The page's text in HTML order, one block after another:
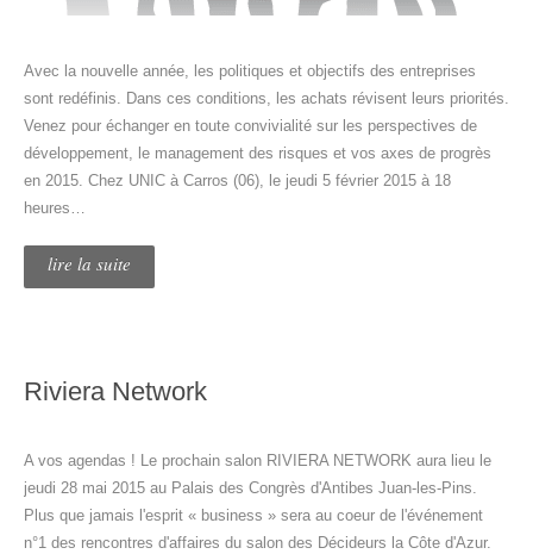
Avec la nouvelle année, les politiques et objectifs des entreprises
sont redéfinis. Dans ces conditions, les achats révisent leurs priorités.
Venez pour échanger en toute convivialité sur les perspectives de
développement, le management des risques et vos axes de progrès
en 2015. Chez UNIC à Carros (06), le jeudi 5 février 2015 à 18
heures…
lire la suite
Riviera Network
A vos agendas ! Le prochain salon RIVIERA NETWORK aura lieu le
jeudi 28 mai 2015 au Palais des Congrès d'Antibes Juan-les-Pins.
Plus que jamais l'esprit « business » sera au coeur de l'événement
n°1 des rencontres d'affaires du salon des Décideurs la Côte d'Azur.